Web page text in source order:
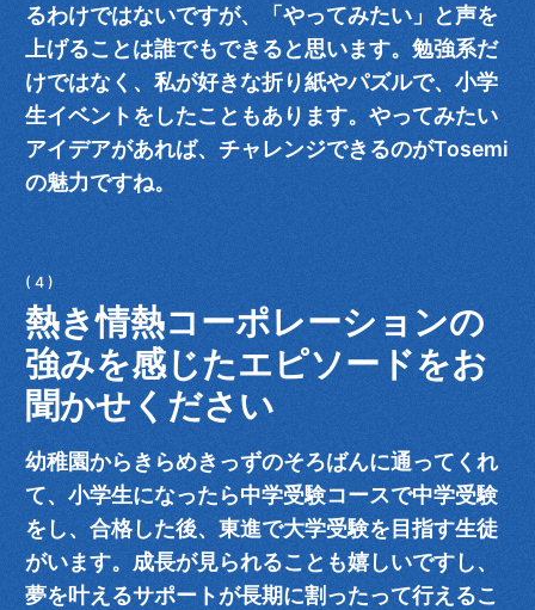
るわけではないですが、「やってみたい」と声を
上げることは誰でもできると思います。勉強系だ
けではなく、私が好きな折り紙やパズルで、小学
生イベントをしたこともあります。やってみたい
アイデアがあれば、チャレンジできるのがTosemi
の魅力ですね。
熱き情熱コーポレーションの
強みを感じたエピソードをお
聞かせください
幼稚園からきらめきっずのそろばんに通ってくれ
て、小学生になったら中学受験コースで中学受験
をし、合格した後、東進で大学受験を目指す生徒
がいます。成長が見られることも嬉しいですし、
夢を叶えるサポートが長期に割ったって行えるこ